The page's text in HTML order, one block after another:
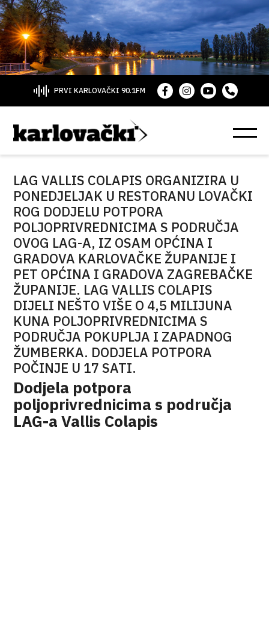
PRVI KARLOVAČKI 90.1FM
LAG VALLIS COLAPIS ORGANIZIRA U
PONEDJELJAK U RESTORANU LOVAČKI
ROG DODJELU POTPORA
POLJOPRIVREDNICIMA S PODRUČJA
OVOG LAG-A, IZ OSAM OPĆINA I
GRADOVA KARLOVAČKE ŽUPANIJE I
PET OPĆINA I GRADOVA ZAGREBAČKE
ŽUPANIJE. LAG VALLIS COLAPIS
DIJELI NEŠTO VIŠE O 4,5 MILIJUNA
KUNA POLJOPRIVREDNICIMA S
PODRUČJA POKUPLJA I ZAPADNOG
ŽUMBERKA. DODJELA POTPORA
POČINJE U 17 SATI.
Dodjela potpora
poljoprivrednicima s područja
LAG-a Vallis Colapis